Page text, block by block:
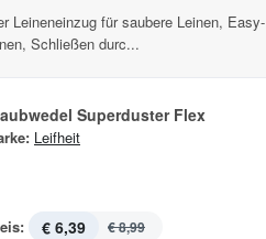
Leineneinzug für saubere Leinen, Easy-
Schließen durc...
Superduster Flex
Leifheit
€ 6,39 € 8,99